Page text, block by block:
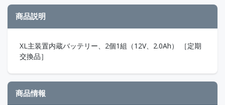
商品説明
XL主装置内蔵バッテリー、2個1組（12V、2.0Ah） ［定期
交換品］
商品情報